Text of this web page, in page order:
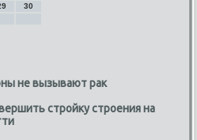
30
не вызывают рак
стройку строения на